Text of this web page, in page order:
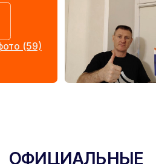
(59)
ОФИЦИАЛЬНЫЕ